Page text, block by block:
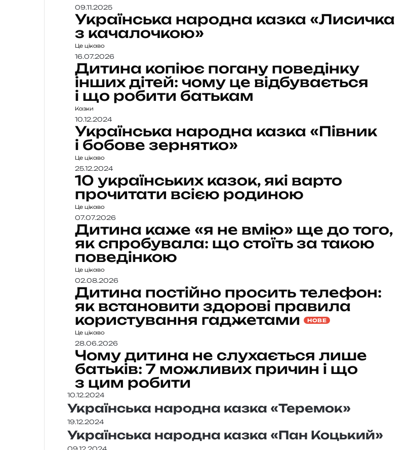
09.11.2025
Українська народна казка «Лисичка
з качалочкою»
Це цікаво
16.07.2026
Дитина копіює погану поведінку
інших дітей: чому це відбувається
і що робити батькам
Казки
10.12.2024
Українська народна казка «Півник
і бобове зернятко»
Це цікаво
25.12.2024
10 українських казок, які варто
прочитати всією родиною
Це цікаво
07.07.2026
Дитина каже «я не вмію» ще до того,
як спробувала: що стоїть за такою
поведінкою
Це цікаво
02.08.2026
Дитина постійно просить телефон:
як встановити здорові правила
користування гаджетами
НОВЕ
Це цікаво
28.06.2026
Чому дитина не слухається лише
батьків: 7 можливих причин і що
з цим робити
10.12.2024
Українська народна казка «Теремок»
19.12.2024
Українська народна казка «Пан Коцький»